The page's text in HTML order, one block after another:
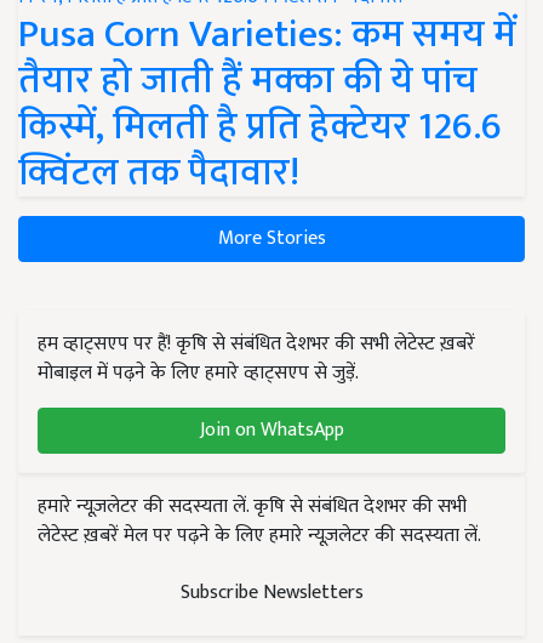
Pusa Corn Varieties: कम समय में
तैयार हो जाती हैं मक्का की ये पांच
किस्में, मिलती है प्रति हेक्टेयर 126.6
क्विंटल तक पैदावार!
More Stories
हम व्हाट्सएप पर हैं! कृषि से संबंधित देशभर की सभी लेटेस्ट ख़बरें
मोबाइल में पढ़ने के लिए हमारे व्हाट्सएप से जुड़ें.
Join on WhatsApp
हमारे न्यूज़लेटर की सदस्यता लें. कृषि से संबंधित देशभर की सभी
लेटेस्ट ख़बरें मेल पर पढ़ने के लिए हमारे न्यूज़लेटर की सदस्यता लें.
Subscribe Newsletters